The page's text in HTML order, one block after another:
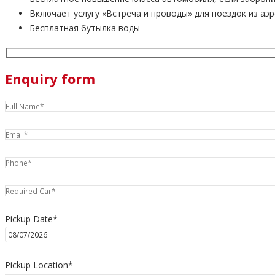
Включает услугу «Встреча и проводы» для поездок из
Бесплатная бутылка воды
Enquiry form
Pickup Date*
Pickup Location*